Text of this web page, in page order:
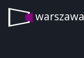
warszawa